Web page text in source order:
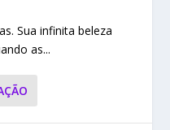
Sua infinita beleza
as...